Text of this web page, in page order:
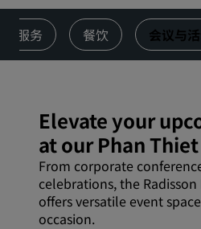
服务 餐饮 会议与
Elevate your
at our Phan
From corporate
celebrations, the
offers versatile event
occasion.